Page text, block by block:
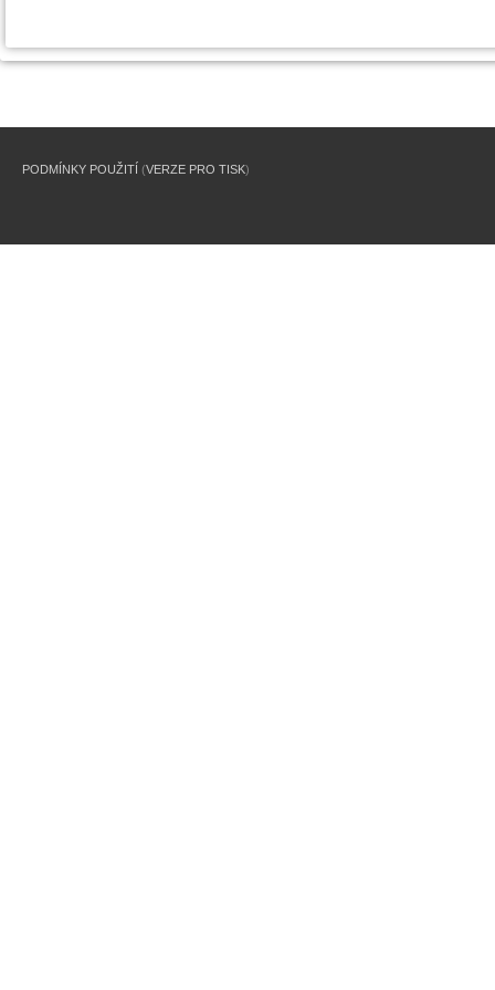
PODMÍNKY POUŽITÍ (VERZE PRO TISK)